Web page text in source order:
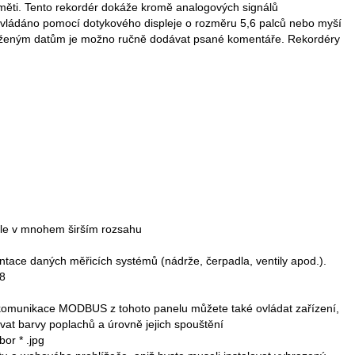
Tento rekordér dokáže kromě analogových signálů
pomocí dotykového displeje o rozměru 5,6 palců nebo myší
datům je možno ručně dodávat psané komentáře. Rekordéry
v mnohem širším rozsahu
daných měřicích systémů (nádrže, čerpadla, ventily apod.).
MODBUS z tohoto panelu můžete také ovládat zařízení,
barvy poplachů a úrovně jejich spouštění
* .jpg